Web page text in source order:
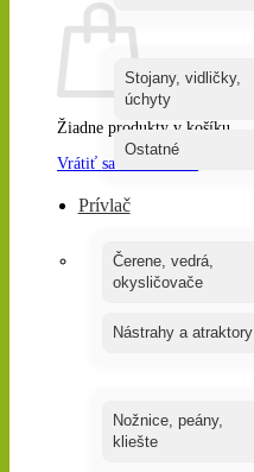
Žiadne produkty v košíku.
Vrátiť sa do obchodu
Stojany, vidličky,
úchyty
Ostatné
Prívlač
Čerene, vedrá,
okysličovače
Nástrahy a atraktory
Nožnice, peány,
kliešte